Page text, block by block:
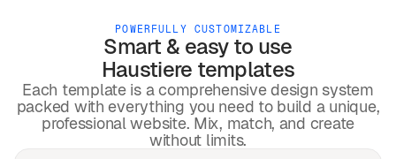
POWERFULLY CUSTOMIZABLE
Smart & easy to use
Haustiere templates
Each template is a comprehensive design system
packed with everything you need to build a unique,
professional website. Mix, match, and create
without limits.